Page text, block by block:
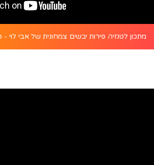
מתכון לטנזיה פירות יבשים צמחונית של אבי לוי -